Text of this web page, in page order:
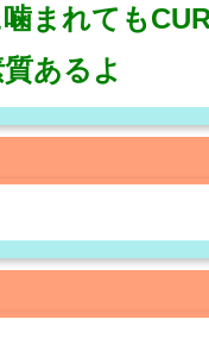
まれても
あるよ